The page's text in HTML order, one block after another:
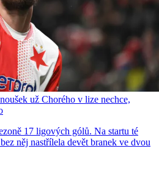
už Chorého v lize nechce,
17 ligových gólů. Na startu té
něj nastřílela devět branek ve dvou